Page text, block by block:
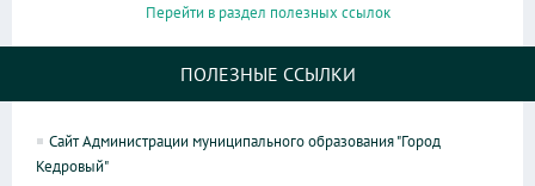
Перейти в раздел полезных ссылок
ПОЛЕЗНЫЕ ССЫЛКИ
Сайт Администрации муниципального образования "Город
Кедровый"